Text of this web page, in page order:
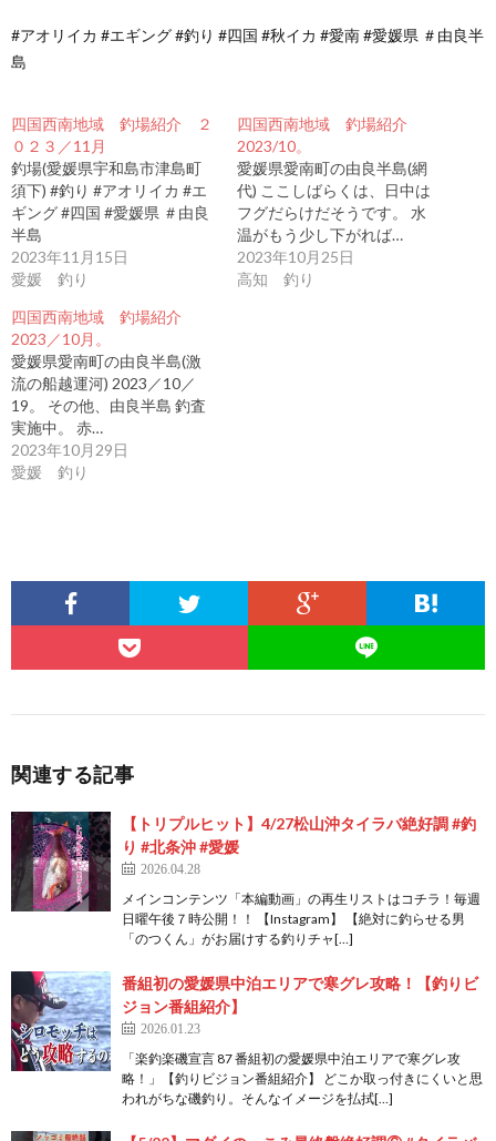
#アオリイカ #エギング #釣り #四国 #秋イカ #愛南 #愛媛県 ＃由良半
島
四国西南地域 釣場紹介 ２
０２３／11月
釣場(愛媛県宇和島市津島町
須下) #釣り #アオリイカ #エ
ギング #四国 #愛媛県 ＃由良
半島
2023年11月15日
愛媛 釣り
四国西南地域 釣場紹介
2023/10。
愛媛県愛南町の由良半島(網
代) ここしばらくは、日中は
フグだらけだそうです。 水
温がもう少し下がれば…
2023年10月25日
高知 釣り
四国西南地域 釣場紹介
2023／10月。
愛媛県愛南町の由良半島(激
流の船越運河) 2023／10／
19。 その他、由良半島 釣査
実施中。 赤…
2023年10月29日
愛媛 釣り
関連する記事
【トリプルヒット】4/27松山沖タイラバ絶好調 #釣
り #北条沖 #愛媛
2026.04.28
メインコンテンツ「本編動画」の再生リストはコチラ！毎週
日曜午後７時公開！！ 【Instagram】 【絶対に釣らせる男
「のつくん」がお届けする釣りチャ[…]
番組初の愛媛県中泊エリアで寒グレ攻略！【釣りビ
ジョン番組紹介】
2026.01.23
「楽釣楽磯宣言 87 番組初の愛媛県中泊エリアで寒グレ攻
略！」【釣りビジョン番組紹介】 どこか取っ付きにくいと思
われがちな磯釣り。そんなイメージを払拭[…]